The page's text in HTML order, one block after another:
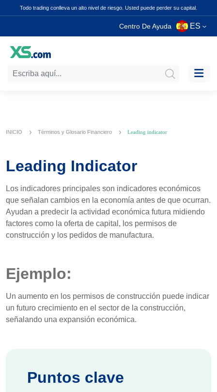
Todo trading conlleva un alto nivel de riesgo. Usted puede perder su capital.
Centro De Ayuda ES
INICIO Términos y Glosario Financiero Leading indicator
Leading Indicator
Los indicadores principales son indicadores económicos
que señalan cambios en la economía antes de que ocurran.
Ayudan a predecir la actividad económica futura midiendo
factores como la oferta de capital, los permisos de
construcción y los pedidos de manufactura.
Ejemplo:
Un aumento en los permisos de construcción puede indicar
un futuro crecimiento en el sector de la construcción,
señalando una expansión económica.
Puntos clave